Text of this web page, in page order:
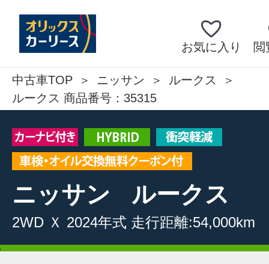
お気に入り 閲
中古車TOP ニッサン
ルークス
ルークス 商品番号：35315
ニッサン ルークス
2WD Ｘ 2024年式 走行距離:54,000km